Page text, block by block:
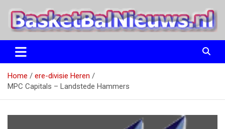
naar
BasketBalNieuws.nl
Etten
Home
ere-divisie Heren
MPC Capitals – Landstede Hammers